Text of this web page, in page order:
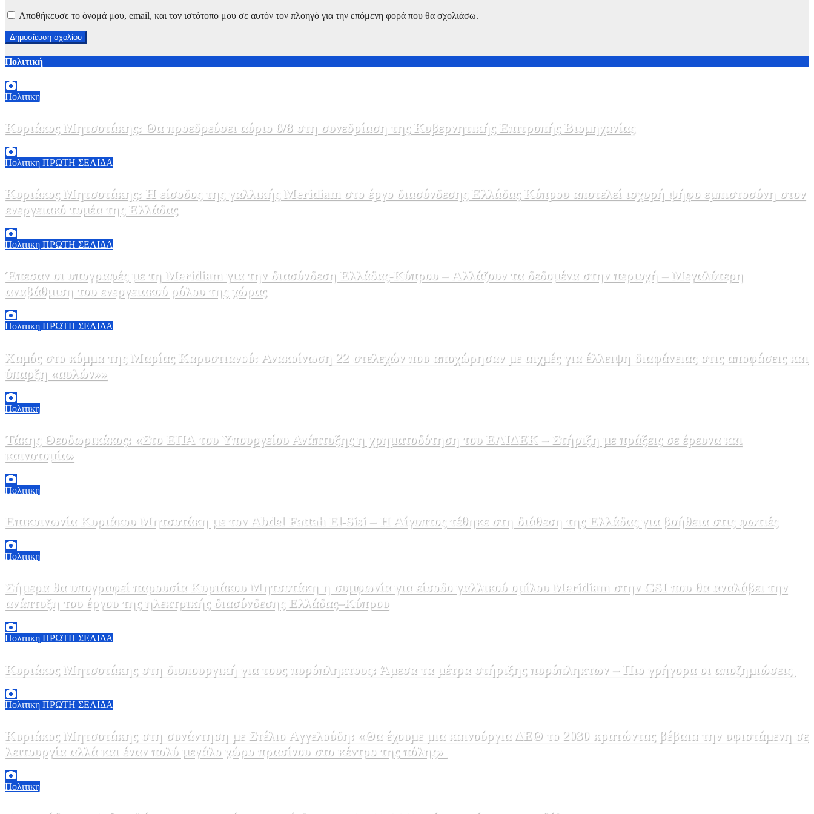
Αποθήκευσε το όνομά μου, email, και τον ιστότοπο μου σε αυτόν τον πλοηγό για την επόμενη φορά που θα σχολιάσω.
Πολιτική
Πολιτικη
Κυριάκος Μητσοτάκης: Θα προεδρεύσει αύριο 6/8 στη συνεδρίαση της Κυβερνητικής Επιτροπής Βιομηχανίας
Πολιτικη ΠΡΩΤΗ ΣΕΛΙΔΑ
Κυριάκος Μητσοτάκης: Η είσοδος της γαλλικής Meridiam στο έργο διασύνδεσης Ελλάδας Κύπρου αποτελεί ισχυρή ψήφο εμπιστοσύνη στον
ενεργειακό τομέα της Ελλάδας
Πολιτικη ΠΡΩΤΗ ΣΕΛΙΔΑ
Έπεσαν οι υπογραφές με τη Meridiam για την διασύνδεση Ελλάδας-Κύπρου – Αλλάζουν τα δεδομένα στην περιοχή – Μεγαλύτερη
αναβάθμιση του ενεργειακού ρόλου της χώρας
Πολιτικη ΠΡΩΤΗ ΣΕΛΙΔΑ
Χαμός στο κόμμα της Μαρίας Καρυστιανού: Ανακοίνωση 22 στελεχών που αποχώρησαν με αιχμές για έλλειψη διαφάνειας στις αποφάσεις και
ύπαρξη «αυλών»»
Πολιτικη
Τάκης Θεοδωρικάκος: «Στο ΕΠΑ του Υπουργείου Ανάπτυξης η χρηματοδότηση του ΕΛΙΔΕΚ – Στήριξη με πράξεις σε έρευνα και
καινοτομία»
Πολιτικη
Επικοινωνία Κυριάκου Μητσοτάκη με τον Abdel Fattah El-Sisi – Η Αίγυπτος τέθηκε στη διάθεση της Ελλάδας για βοήθεια στις φωτιές
Πολιτικη
Σήμερα θα υπογραφεί παρουσία Κυριάκου Μητσοτάκη η συμφωνία για είσοδο γαλλικού ομίλου Meridiam στην GSI που θα αναλάβει την
ανάπτυξη του έργου της ηλεκτρικής διασύνδεσης Ελλάδας–Κύπρου
Πολιτικη ΠΡΩΤΗ ΣΕΛΙΔΑ
Κυριάκος Μητσοτάκης στη διυπουργική για τους πυρόπληκτους: Άμεσα τα μέτρα στήριξης πυρόπληκτων – Πιο γρήγορα οι αποζημιώσεις
Πολιτικη ΠΡΩΤΗ ΣΕΛΙΔΑ
Κυριάκος Μητσοτάκης στη συνάντηση με Στέλιο Αγγελούδη: «Θα έχουμε μια καινούργια ΔΕΘ το 2030 κρατώντας βέβαια την υφιστάμενη σε
λειτουργία αλλά και έναν πολύ μεγάλο χώρο πρασίνου στο κέντρο της πόλης»
Πολιτικη